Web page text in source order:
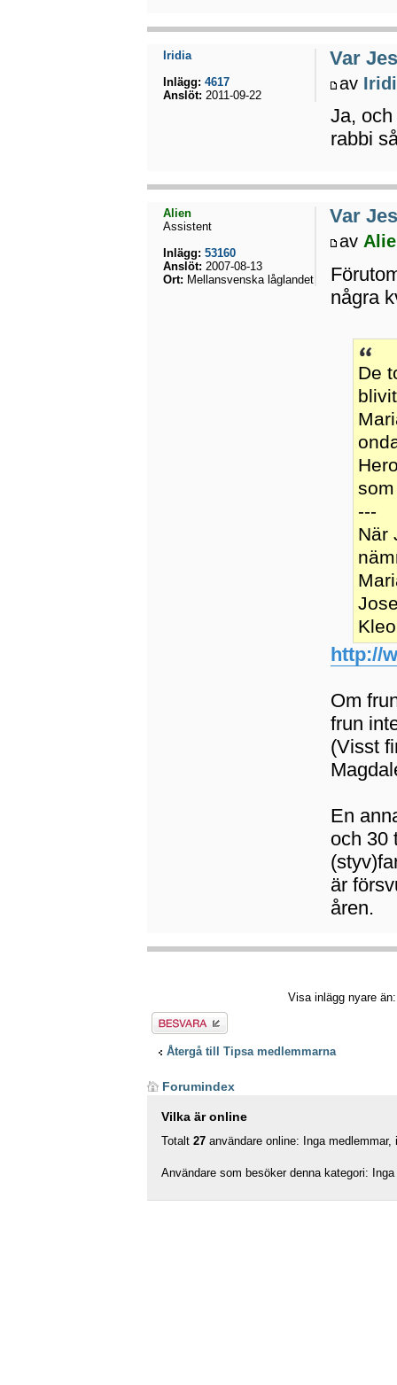
Var
av
Ja,
rabbi
Iridia
Inlägg: 4617
Anslöt: 2011-09-22
Var
av
några
De
---
När
http://
Om
frun
(Visst
En
och 30
är
åren.
Alien
Assistent
Inlägg: 53160
Anslöt: 2007-08-13
Ort: Mellansvenska låglandet
Visa inlägg nyare
Besvara
Återgå till Tipsa medlemmarna
Forumindex
Vilka är online
Totalt 27 användare online: Inga
Användare som besöker denna kategori: